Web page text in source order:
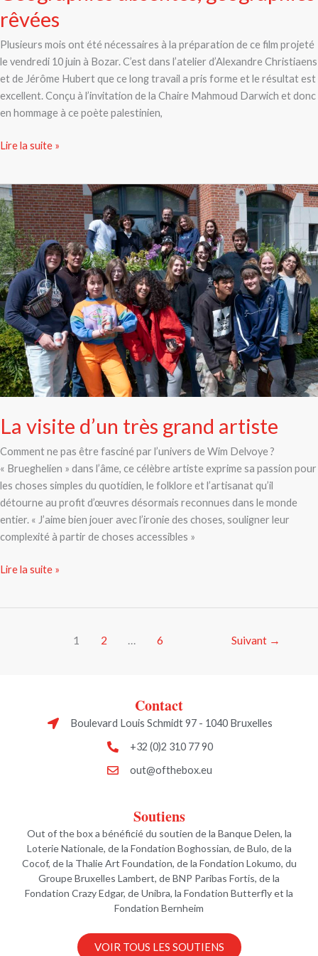
rêvées
Plusieurs mois ont été nécessaires à la préparation de ce film projeté
le vendredi 10 juin à Bozar. C’est dans l’atelier d’Alexandre Christiaens
et de Jérôme Hubert que ce long travail a pris forme et le résultat est
excellent. Conçu à l’invitation de la Chaire Mahmoud Darwich et donc
en hommage à ce poète palestinien,
Lire la suite »
La visite d’un très grand artiste
Comment ne pas être fasciné par l’univers de Wim Delvoye ?
« Brueghelien » dans l’âme, ce célèbre artiste exprime sa passion pour
les choses simples du quotidien, le folklore et l’artisanat qu’il
détourne au profit d’œuvres désormais reconnues dans le monde
entier. « J’aime bien jouer avec l’ironie des choses, souligner leur
complexité à partir de choses accessibles »
La
visite
d’un
très
grand
artiste
Lire la suite »
1 2 … 6 Suivant →
Contact
Boulevard Louis Schmidt 97 - 1040 Bruxelles
+32 (0)2 310 77 90
out@ofthebox.eu
Soutiens
Out of the box a bénéficié du soutien de la Banque Delen, la
Loterie Nationale, de la Fondation Boghossian, de Bulo, de la
Cocof, de la Thalie Art Foundation, de la Fondation Lokumo, du
Groupe Bruxelles Lambert, de BNP Paribas Fortis, de la
Fondation Crazy Edgar, de Unibra, la Fondation Butterfly et la
Fondation Bernheim
VOIR TOUS LES SOUTIENS